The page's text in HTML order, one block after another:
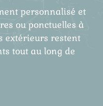
personnalisé et
ou ponctuelles à
extérieurs restent
tout au long de